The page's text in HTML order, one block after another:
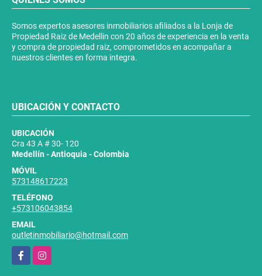
Somos expertos asesores inmobiliarios afiliados a la Lonja de
Propiedad Raiz de Medellin con 20 años de experiencia en la venta
y compra de propiedad raiz, comprometidos en acompañar a
nuestros clientes en forma integra.
UBICACIÓN Y CONTACTO
UBICACIÓN
Cra 43 A # 30- 120
Medellín - Antioquia - Colombia
MÓVIL
573148617223
TELÉFONO
+573106043854
EMAIL
outletinmobiliario@hotmail.com
FacebookInstagram